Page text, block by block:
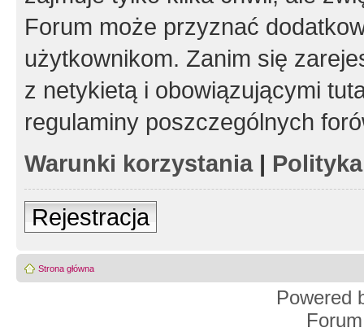
Forum może przyznać
użytkownikom. Zanim się
z netykietą i obowiązującymi
regulaminy poszczególnych
Warunki korzystania|
Rejestracja
Strona główna
Powered